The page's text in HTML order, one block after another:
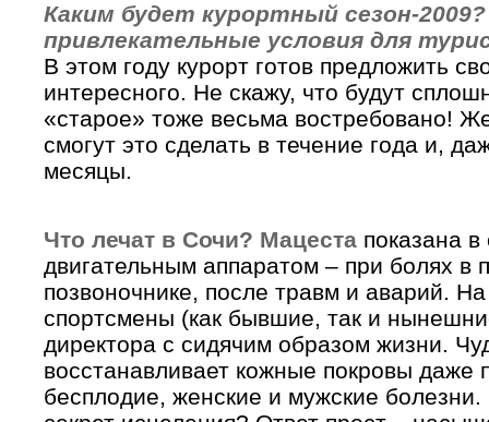
Каким будет курортный сезон-
привлекательные условия для
В этом году курорт готов предложить
интересного. Не скажу, что будут
«старое» тоже весьма востребовано!
смогут это сделать в течение года и,
месяцы.
Что лечат в Сочи? Мацестапоказана в
двигательным аппаратом – при болях в
позвоночнике, после травм и аварий.
спортсмены (как бывшие, так и
директора с сидячим образом жизни.
восстанавливает кожные покровы даже
бесплодие, женские и мужские болезни.